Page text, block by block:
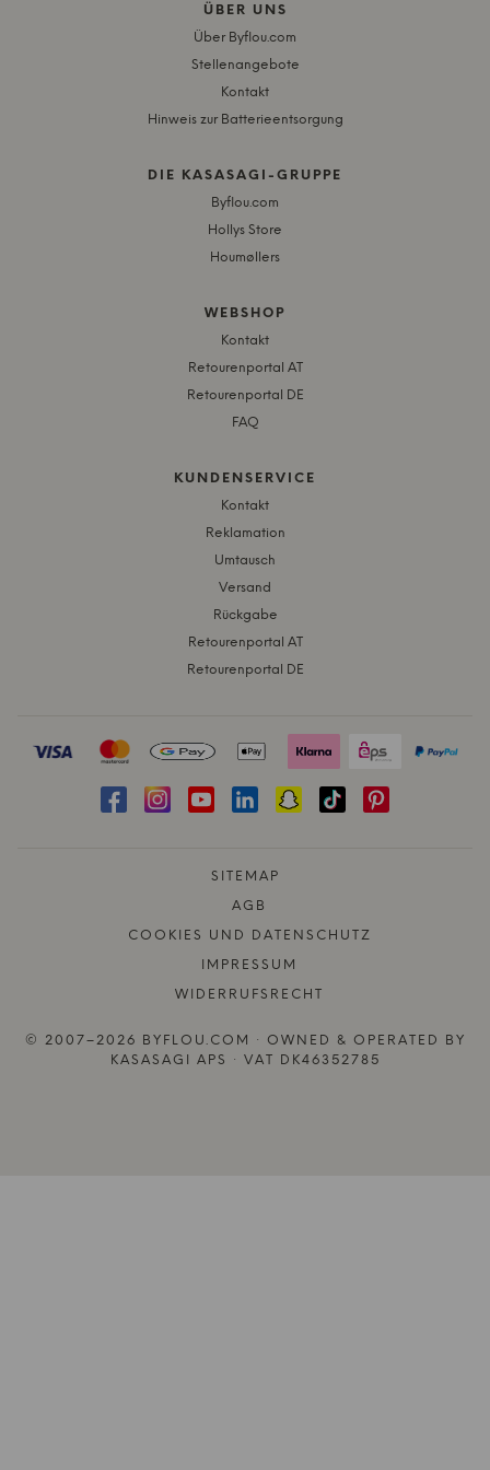
ÜBER UNS
Über Byflou.com
Stellenangebote
Kontakt
Hinweis zur Batterieentsorgung
DIE KASASAGI-GRUPPE
Byflou.com
Hollys Store
Houmøllers
WEBSHOP
Kontakt
Retourenportal AT
Retourenportal DE
FAQ
KUNDENSERVICE
Kontakt
Reklamation
Umtausch
Versand
Rückgabe
Retourenportal AT
Retourenportal DE
SITEMAP
AGB
COOKIES UND DATENSCHUTZ
IMPRESSUM
WIDERRUFSRECHT
© 2007–2026 BYFLOU.COM · OWNED & OPERATED BY
KASASAGI APS · VAT DK46352785